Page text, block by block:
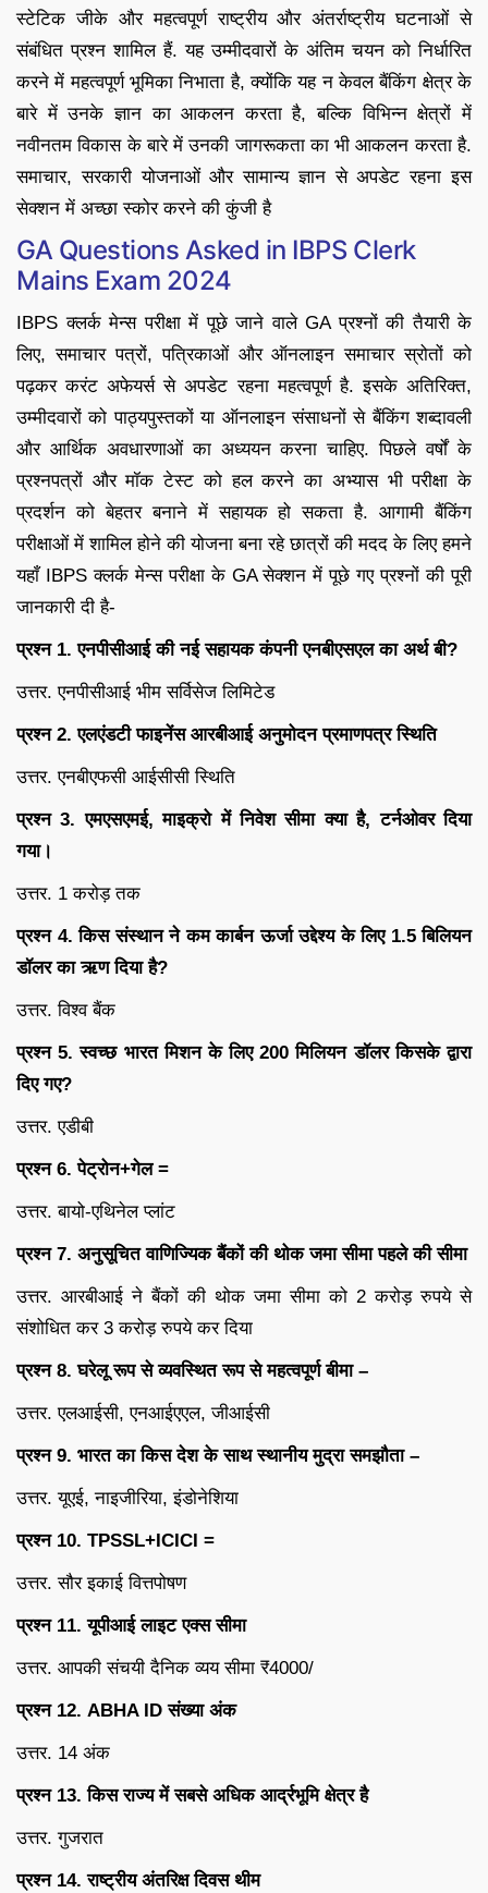
स्टेटिक जीके और महत्वपूर्ण राष्ट्रीय और अंतर्राष्ट्रीय घटनाओं से
संबंधित प्रश्न शामिल हैं. यह उम्मीदवारों के अंतिम चयन को निर्धारित
करने में महत्वपूर्ण भूमिका निभाता है, क्योंकि यह न केवल बैंकिंग क्षेत्र के
बारे में उनके ज्ञान का आकलन करता है, बल्कि विभिन्न क्षेत्रों में
नवीनतम विकास के बारे में उनकी जागरूकता का भी आकलन करता है.
समाचार, सरकारी योजनाओं और सामान्य ज्ञान से अपडेट रहना इस
सेक्शन में अच्छा स्कोर करने की कुंजी है
GA Questions Asked in IBPS Clerk
Mains Exam 2024
IBPS क्लर्क मेन्स परीक्षा में पूछे जाने वाले GA प्रश्नों की तैयारी के
लिए, समाचार पत्रों, पत्रिकाओं और ऑनलाइन समाचार स्रोतों को
पढ़कर करंट अफेयर्स से अपडेट रहना महत्वपूर्ण है. इसके अतिरिक्त,
उम्मीदवारों को पाठ्यपुस्तकों या ऑनलाइन संसाधनों से बैंकिंग शब्दावली
और आर्थिक अवधारणाओं का अध्ययन करना चाहिए. पिछले वर्षों के
प्रश्नपत्रों और मॉक टेस्ट को हल करने का अभ्यास भी परीक्षा के
प्रदर्शन को बेहतर बनाने में सहायक हो सकता है. आगामी बैंकिंग
परीक्षाओं में शामिल होने की योजना बना रहे छात्रों की मदद के लिए हमने
यहाँ IBPS क्लर्क मेन्स परीक्षा के GA सेक्शन में पूछे गए प्रश्नों की पूरी
जानकारी दी है-
प्रश्न 1. एनपीसीआई की नई सहायक कंपनी एनबीएसएल का अर्थ बी?
उत्तर. एनपीसीआई भीम सर्विसेज लिमिटेड
प्रश्न 2. एलएंडटी फाइनेंस आरबीआई अनुमोदन प्रमाणपत्र स्थिति
उत्तर. एनबीएफसी आईसीसी स्थिति
प्रश्न 3. एमएसएमई, माइक्रो में निवेश सीमा क्या है, टर्नओवर दिया
गया।
उत्तर. 1 करोड़ तक
प्रश्न 4. किस संस्थान ने कम कार्बन ऊर्जा उद्देश्य के लिए 1.5 बिलियन
डॉलर का ऋण दिया है?
उत्तर. विश्व बैंक
प्रश्न 5. स्वच्छ भारत मिशन के लिए 200 मिलियन डॉलर किसके द्वारा
दिए गए?
उत्तर. एडीबी
प्रश्न 6. पेट्रोन+गेल =
उत्तर. बायो-एथिनेल प्लांट
प्रश्न 7. अनुसूचित वाणिज्यिक बैंकों की थोक जमा सीमा पहले की सीमा
उत्तर. आरबीआई ने बैंकों की थोक जमा सीमा को 2 करोड़ रुपये से
संशोधित कर 3 करोड़ रुपये कर दिया
प्रश्न 8. घरेलू रूप से व्यवस्थित रूप से महत्वपूर्ण बीमा –
उत्तर. एलआईसी, एनआईएएल, जीआईसी
प्रश्न 9. भारत का किस देश के साथ स्थानीय मुद्रा समझौता –
उत्तर. यूएई, नाइजीरिया, इंडोनेशिया
प्रश्न 10. TPSSL+ICICI =
उत्तर. सौर इकाई वित्तपोषण
प्रश्न 11. यूपीआई लाइट एक्स सीमा
उत्तर. आपकी संचयी दैनिक व्यय सीमा ₹4000/
प्रश्न 12. ABHA ID संख्या अंक
उत्तर. 14 अंक
प्रश्न 13. किस राज्य में सबसे अधिक आर्द्रभूमि क्षेत्र है
उत्तर. गुजरात
प्रश्न 14. राष्ट्रीय अंतरिक्ष दिवस थीम